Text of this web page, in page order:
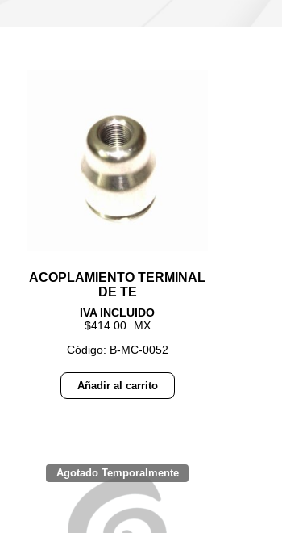
ACOPLAMIENTO TERMINAL
DE TE
414.00
Código: B-MC-0052
Añadir al carrito